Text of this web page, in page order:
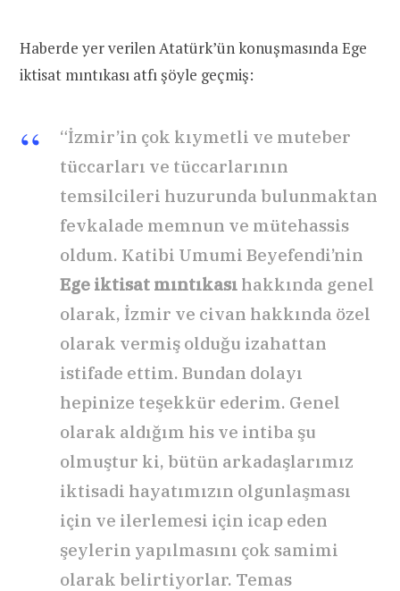
Haberde yer verilen Atatürk’ün konuşmasında Ege
iktisat mıntıkası atfı şöyle geçmiş:
“İzmir’in çok kıymetli ve muteber
tüccarları ve tüccarlarının
temsilcileri huzurunda bulunmaktan
fevkalade memnun ve mütehassis
oldum. Katibi Umumi Beyefendi’nin
Ege iktisat mıntıkası hakkında genel
olarak, İzmir ve civan hakkında özel
olarak vermiş olduğu izahattan
istifade ettim. Bundan dolayı
hepinize teşekkür ederim. Genel
olarak aldığım his ve intiba şu
olmuştur ki, bütün arkadaşlarımız
iktisadi hayatımızın olgunlaşması
için ve ilerlemesi için icap eden
şeylerin yapılmasını çok samimi
olarak belirtiyorlar. Temas